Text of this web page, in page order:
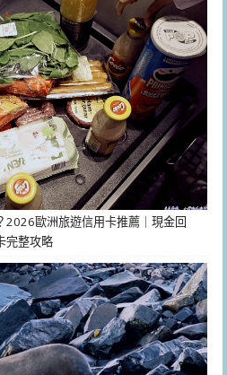
2026歐洲旅遊信用卡推薦｜現金回
完整攻略